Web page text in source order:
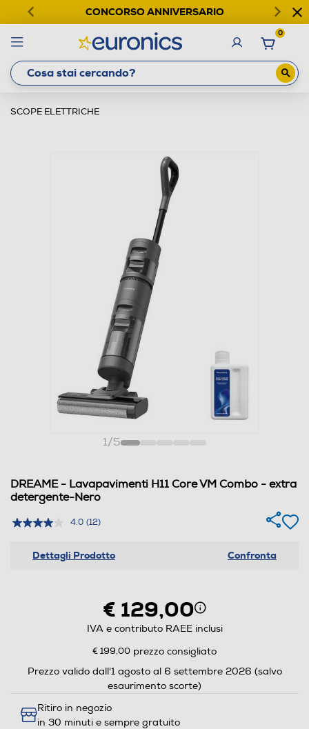
CONCORSO ANNIVERSARIO
0
SCOPE ELETTRICHE
1/5
DREAME - Lavapavimenti H11 Core VM Combo - extra
detergente-Nero
4.0 (12)
Dettagli Prodotto Confronta
€ 129,00
IVA e contributo RAEE inclusi
€ 199,00 prezzo consigliato
Prezzo valido dall'1 agosto al 6 settembre 2026 (salvo
esaurimento scorte)
Ritiro in negozio
in 30 minuti e sempre gratuito